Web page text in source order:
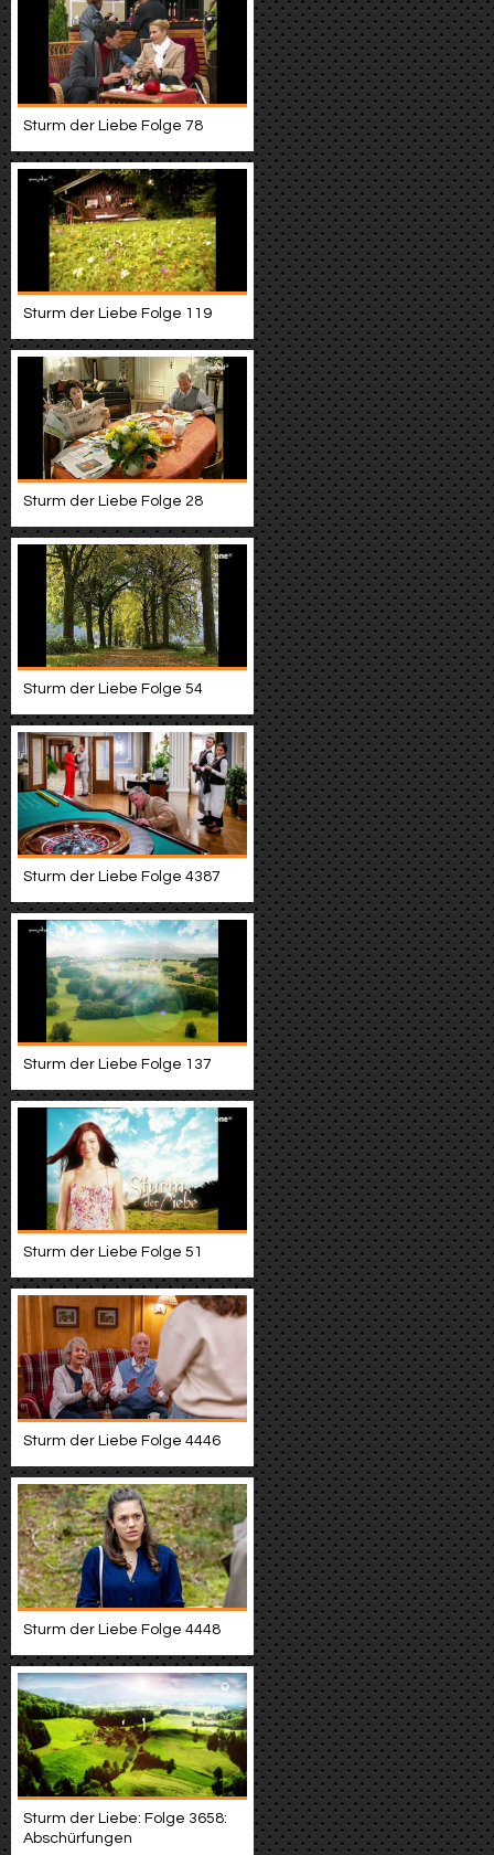
Sturm der Liebe Folge 78
Sturm der Liebe Folge 119
Sturm der Liebe Folge 28
Sturm der Liebe Folge 54
Sturm der Liebe Folge 4387
Sturm der Liebe Folge 137
Sturm der Liebe Folge 51
Sturm der Liebe Folge 4446
Sturm der Liebe Folge 4448
Sturm der Liebe: Folge 3658:
Abschürfungen